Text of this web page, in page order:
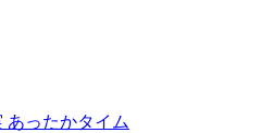
あったかタイム